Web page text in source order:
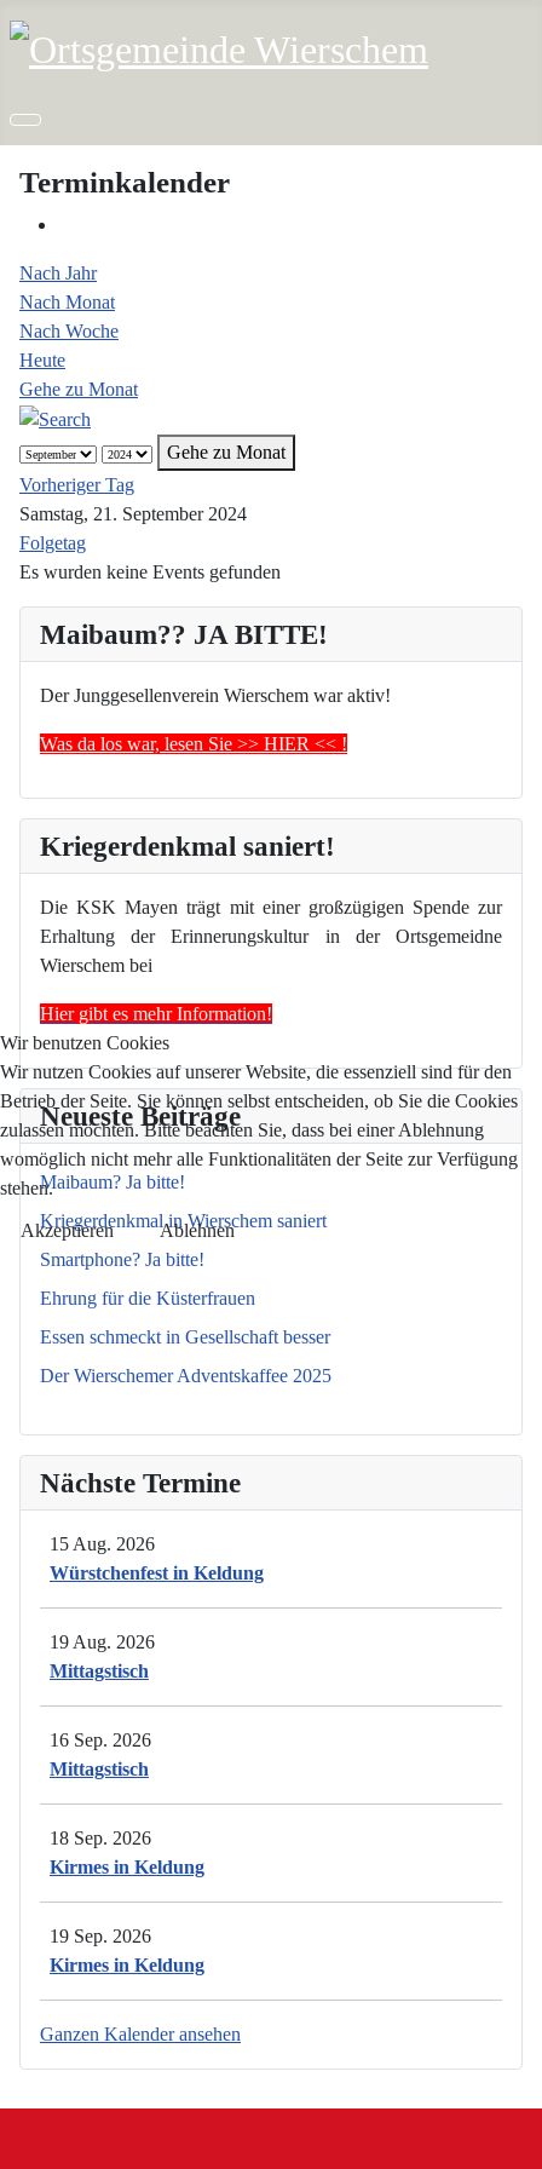
Maibaum?? JA BITTE!
Der Junggesellenverein Wierschem war aktiv!
Was da los war, lesen Sie >> HIER << !
Kriegerdenkmal saniert!
Die KSK Mayen trägt mit einer großzügigen Spende zur
Erhaltung der Erinnerungskultur in der Ortsgemeidne
Wierschem bei
Hier gibt es mehr Information!
Neueste Beiträge
Maibaum? Ja bitte!
Kriegerdenkmal in Wierschem saniert
Smartphone? Ja bitte!
Ehrung für die Küsterfrauen
Essen schmeckt in Gesellschaft besser
Der Wierschemer Adventskaffee 2025
Nächste Termine
15 Aug. 2026
Würstchenfest in Keldung
19 Aug. 2026
Mittagstisch
16 Sep. 2026
Mittagstisch
18 Sep. 2026
Kirmes in Keldung
19 Sep. 2026
Kirmes in Keldung
Ganzen Kalender ansehen
Terminkalender
Nach Jahr
Nach Monat
Nach Woche
Heute
Gehe zu Monat
Gehe zu Monat
Vorheriger Tag
Samstag, 21. September 2024
Folgetag
Es wurden keine Events gefunden
Wir benutzen Cookies
Wir nutzen Cookies auf unserer Website, die essenziell sind für den
Betrieb der Seite. Sie können selbst entscheiden, ob Sie die Cookies
zulassen möchten. Bitte beachten Sie, dass bei einer Ablehnung
womöglich nicht mehr alle Funktionalitäten der Seite zur Verfügung
stehen.
Akzeptieren Ablehnen